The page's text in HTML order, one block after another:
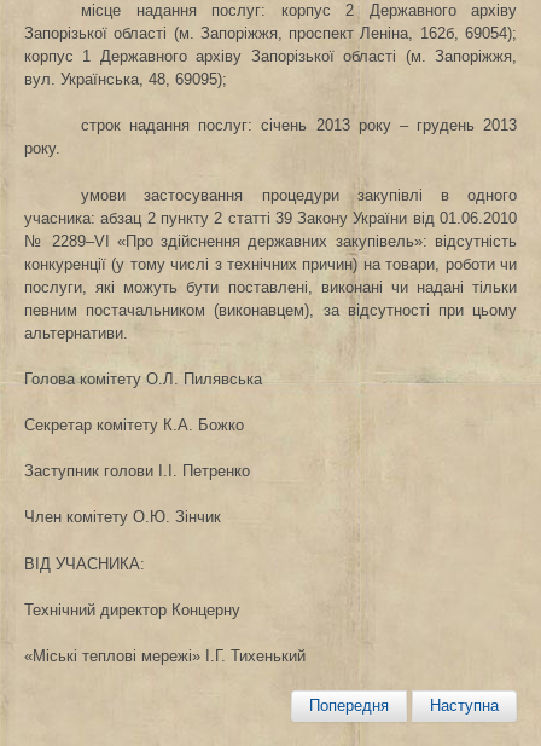
місце надання послуг: корпус 2 Державного архіву
Запорізької області (м. Запоріжжя, проспект Леніна, 162б, 69054);
корпус 1 Державного архіву Запорізької області (м. Запоріжжя,
вул. Українська, 48, 69095);
строк надання послуг: січень 2013 року – грудень 2013
року.
умови застосування процедури закупівлі в одного
учасника: абзац 2 пункту 2 статті 39 Закону України від 01.06.2010
№ 2289–VІ «Про здійснення державних закупівель»: відсутність
конкуренції (у тому числі з технічних причин) на товари, роботи чи
послуги, які можуть бути поставлені, виконані чи надані тільки
певним постачальником (виконавцем), за відсутності при цьому
альтернативи.
Голова комітету О.Л. Пилявська
Секретар комітету К.А. Божко
Заступник голови І.І. Петренко
Член комітету О.Ю. Зінчик
ВІД УЧАСНИКА:
Технічний директор Концерну
«Міські теплові мережі» І.Г. Тихенький
Попередня Наступна